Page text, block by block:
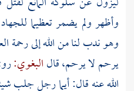
وأظهر ولم يضمر تعظيما
وهو ندب لنا من الله إلى رحمة
يرحم لا يرحم، قالالبغوي:
الله عنه قال: أيما رجل جلب